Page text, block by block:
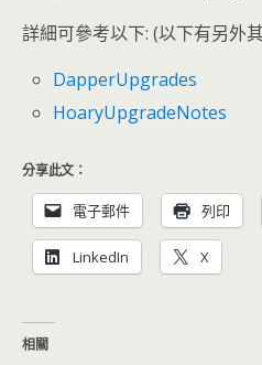
詳細可參考以下: (以下有另外
DapperUpgrades
HoaryUpgradeNotes
分享此文：
電子郵件 列印
LinkedIn X
相關